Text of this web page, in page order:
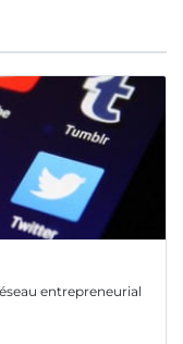
entrepreneurial